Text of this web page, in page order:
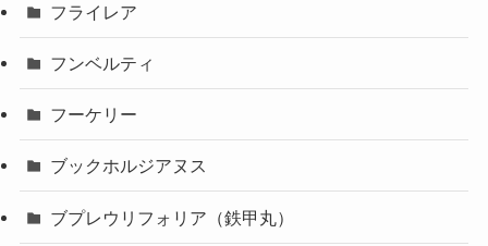
フライレア
フンベルティ
フーケリー
ブックホルジアヌス
ブプレウリフォリア（鉄甲丸）